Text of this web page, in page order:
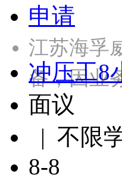
申请
江苏海孚
备，因业
冲压工8
面议
| 不限
8-8